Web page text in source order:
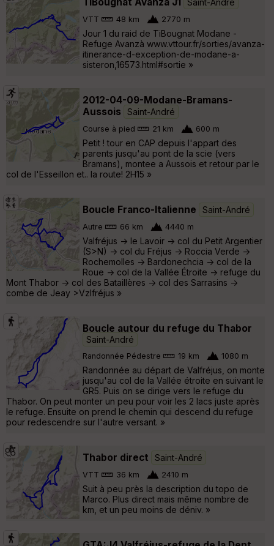
Saint-André
VTT 48 km 2770 m
Jour 1 du raid de TiBougnat Modane -
Refuge Avanzà www.vttour.fr/sorties/avanza-
itinerance-d-exception-de-modane-a-
sisteron,16573.html#sortie »
2012-04-09-Modane-Bramans-
Aussois
Saint-André
Course à pied 21 km 600 m
Petit ! tour en CAP depuis l'appart des
parents jusqu'au pont de la scie (vers
Bramans), montee a Aussois et retour par le
col de l'Esseillon et.. la route! 2H15 »
Boucle Franco-Italienne Saint-André
Autre 66 km 4440 m
Valfréjus -> le Lavoir -> col du Petit Argentier
(S>N) -> col du Fréjus -> Roccia Verde ->
Rochemolles -> Bardonechcia -> col de la
Roue -> col de la Vallée Étroite -> refuge du
Mont Thabor -> col des Bataillères -> col des Sarrasins ->
combe de Jeay >Vzlfréjus »
Boucle autour du refuge du Thabor
Saint-André
Randonnée Pédestre 19 km 1080 m
Randonnée au départ de Valfréjus, on monte
jusqu'au col de la Vallée étroite en suivant le
GR5. Puis on se dirige vers le refuge du
Thabor. On peut monter un peu pour voir les 2 lacs juste après
le refuge. Ensuite on prend le chemin qui descend du refuge
pour redescendre sur l'autre versant. »
Thabor direct Saint-André
VTT 36 km 2410 m
Suit à peu près la description du topo de
Marco. Plus direct mais même nombre de
km, et un peu moins de déniv. »